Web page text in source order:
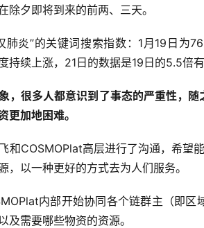
除夕即将到来的前两、三天。
肺炎”的关键词搜索指数：1月19日为
持续上涨，21日的数据是19日的5.5倍有
，很多人都意识到了事态的严重性，
更加地困难。
和COSMOPlat高层进行了沟通，希望
，以一种更好的方式去为人们服务。
内部开始协同各个链群主（即
及需要哪些物资的资源。